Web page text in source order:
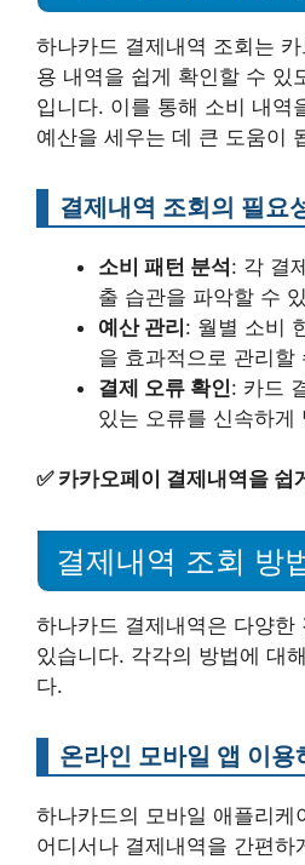
하나카드 결제내역 조회는
용 내역을 쉽게 확인할 수 있
입니다. 이를 통해 소비 내역
예산을 세우는 데 큰 도움이
결제내역 조회의 필요
소비 패턴 분석: 각 결
출 습관을 파악할 수
예산 관리: 월별 소비
을 효과적으로 관리할
결제 오류 확인: 카드
있는 오류를 신속하게
✅ 카카오페이 결제내역을 쉽
결제내역 조회 방
하나카드 결제내역은 다양한
있습니다. 각각의 방법에 대
다.
온라인 모바일 앱 이용
하나카드의 모바일 애플리케
어디서나 결제내역을 간편하